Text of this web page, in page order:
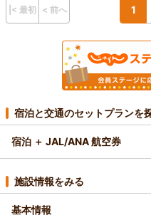
|< 最初 < 前へ 1
宿泊と交通のセットプランを
宿泊 ＋ JAL/ANA 航空券
施設情報をみる
基本情報